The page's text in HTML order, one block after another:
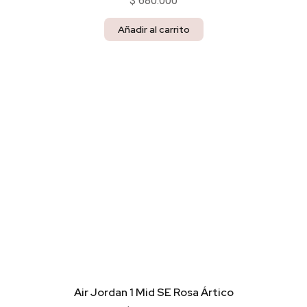
Añadir al carrito
Air Jordan 1 Mid SE Rosa Ártico